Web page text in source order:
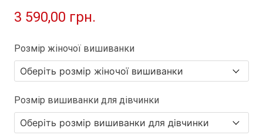
3 590,00 грн.
Розмір жіночої вишиванки
Розмір вишиванки для дівчинки